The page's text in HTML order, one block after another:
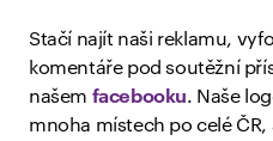
Stačí najít naši reklamu,
komentáře pod soutěžní
našem facebooku. Naše
mnoha místech po celé ČR,